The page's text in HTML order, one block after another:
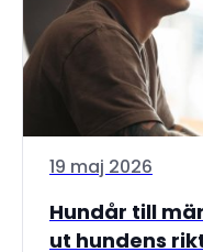
19 maj 2026
Hundår till
ut hundens